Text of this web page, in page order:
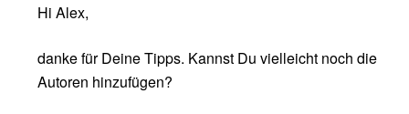
Hi Alex,
danke für Deine Tipps. Kannst Du vielleicht noch die
Autoren hinzufügen?